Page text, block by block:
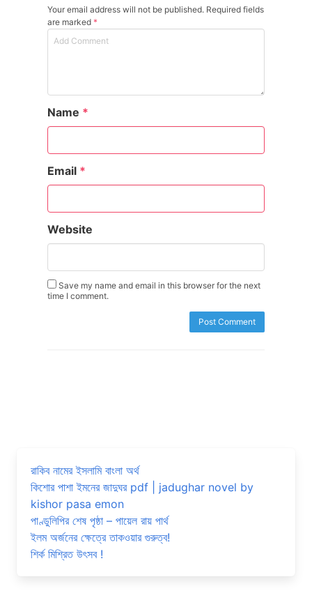
Your email address will not be published. Required fields
are marked *
Name *
Email *
Website
Save my name and email in this browser for the next
time I comment.
রাকিব নামের ইসলামি বাংলা অর্থ
কিশোর পাশা ইমনের জাদুঘর pdf | jadughar novel by
kishor pasa emon
পাণ্ডুলিপির শেষ পৃষ্ঠা – পায়েল রায় পার্থ
ইলম অর্জনের ক্ষেত্রে তাকওয়ার গুরুত্ব!
শির্ক মিশ্রিত উৎসব !